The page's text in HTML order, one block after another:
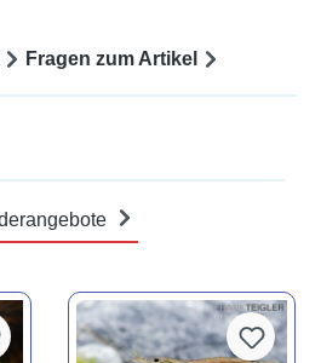
Fragen zum Artikel